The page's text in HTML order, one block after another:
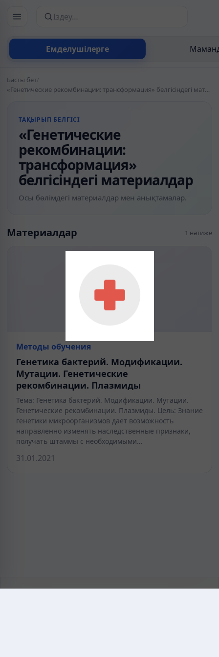
Емделушілерге
Сайттан іздеу
Басты бет/
«Генетические рекомбинации: трансформация» белгісіндегі материалдар
ТАҚЫРЫП БЕЛГІСІ
«Генетические
рекомбинации:
трансформация»
белгісіндегі материалдар
Осы бөлімдегі материалдар мен анықтамалар.
Материалдар 1 нәтиже
Методы обучения
Генетика бактерий. Модификации.
Мутации. Генетические
рекомбинации. Плазмиды
Тема: Генетика бактерий. Модификации. Мутации.
Генетические рекомбинации. Плазмиды. Цель: Знание
генетики микроорганизмов дает возможность
направленно изменять наследственные признаки,
получать штаммы с необходимыми…
31.01.2021
KAZMEDIC.ORG